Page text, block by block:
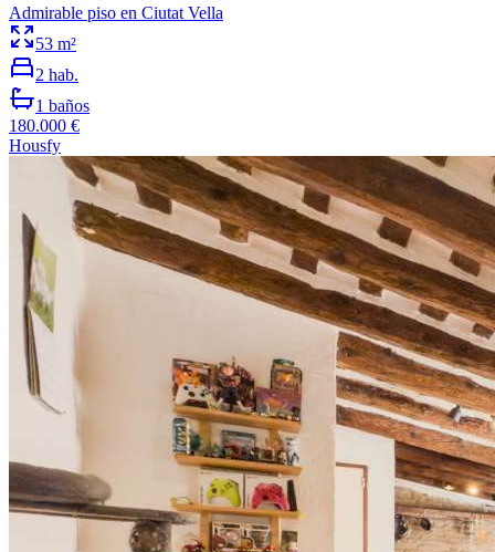
Admirable piso en Ciutat Vella
53 m²
2 hab.
1 baños
180.000 €
Housfy